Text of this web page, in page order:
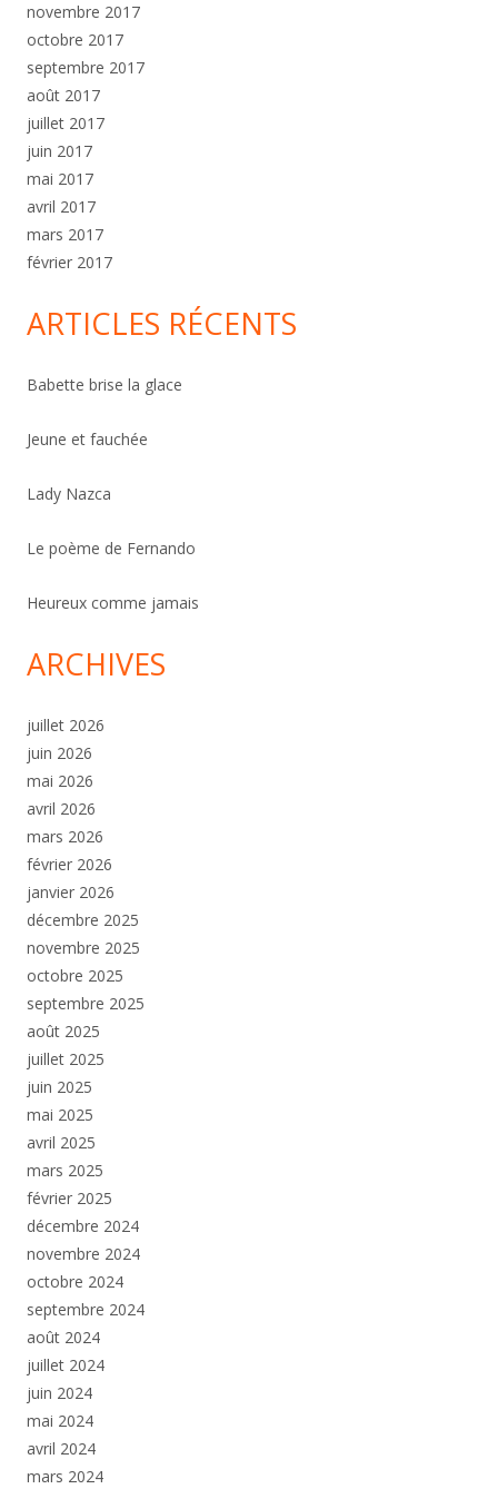
novembre 2017
octobre 2017
septembre 2017
août 2017
juillet 2017
juin 2017
mai 2017
avril 2017
mars 2017
février 2017
ARTICLES RÉCENTS
Babette brise la glace
Jeune et fauchée
Lady Nazca
Le poème de Fernando
Heureux comme jamais
ARCHIVES
juillet 2026
juin 2026
mai 2026
avril 2026
mars 2026
février 2026
janvier 2026
décembre 2025
novembre 2025
octobre 2025
septembre 2025
août 2025
juillet 2025
juin 2025
mai 2025
avril 2025
mars 2025
février 2025
décembre 2024
novembre 2024
octobre 2024
septembre 2024
août 2024
juillet 2024
juin 2024
mai 2024
avril 2024
mars 2024